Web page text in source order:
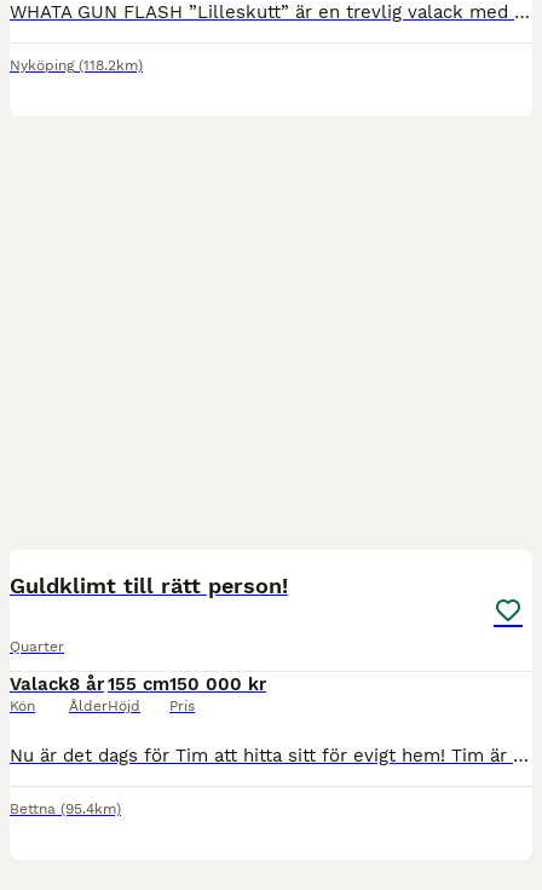
WHATA GUN FLASH ”Lilleskutt” är en trevlig valack med supertalang för reining. Perfekt för dig som vill börja tävla eller lära sig reining. Han skulle även passa någon som har ambitioner att testa l
Nyköping (118.2km)
Guldklimt till rätt person!
Quarter
Valack
Kön
8 år
Ålder
155 cm
Höjd
150 000 kr
Pris
Nu är det dags för Tim att hitta sitt för evigt hem! Tim är en 8 årig reiningstammad valack som är ordentligt grundutbildad, har påbörjat alla manövrar, blivit använd vid kofösning och som nu söker e
Bettna (95.4km)